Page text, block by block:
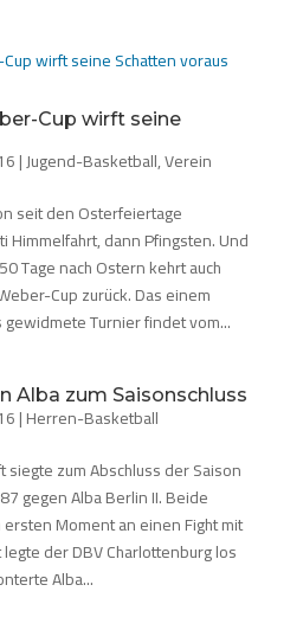
Cup wirft seine
|Jugend-Basketball,Verein
seit den Osterfeiertage
Himmelfahrt, dann Pfingsten. Und
Tage nach Ostern kehrt auch
Cup zurück. Das einem
Turnier findet vom...
Alba zum Saisonschluss
|Herren-Basketball
zum Abschluss der Saison
gegen Alba Berlin II. Beide
Moment an einen Fight mit
der DBV Charlottenburg los
Alba...